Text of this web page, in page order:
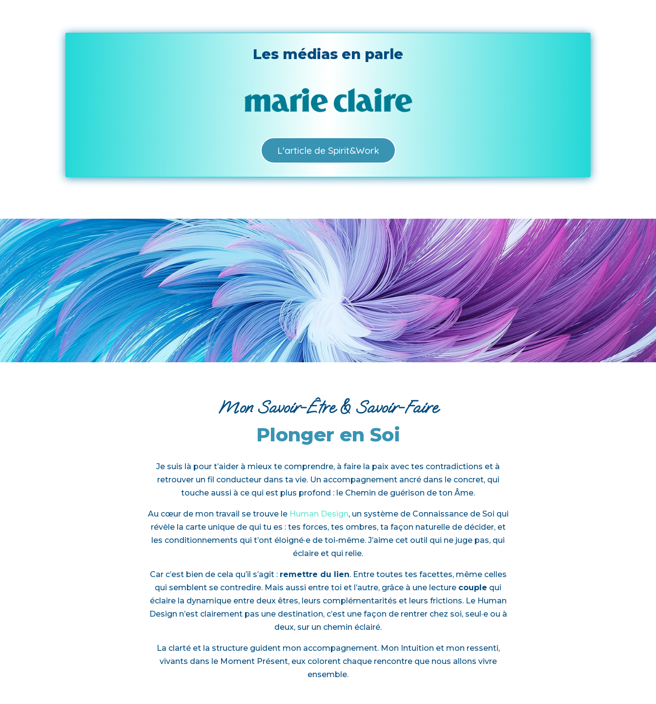
Les médias en parle
L'article de Spirit&Work
Mon Savoir-Être & Savoir-Faire
Plonger en Soi
Je suis là pour t’aider à mieux te comprendre, à faire la paix avec tes contradictions et à
retrouver un fil conducteur dans ta vie. Un accompagnement ancré dans le concret, qui
touche aussi à ce qui est plus profond : le Chemin de guérison de ton Âme.
Au cœur de mon travail se trouve le Human Design, un système de Connaissance de Soi qui
révèle la carte unique de qui tu es : tes forces, tes ombres, ta façon naturelle de décider, et
les conditionnements qui t’ont éloigné·e de toi-même. J’aime cet outil qui ne juge pas, qui
éclaire et qui relie.
Car c’est bien de cela qu’il s’agit : remettre du lien. Entre toutes tes facettes, même celles
qui semblent se contredire. Mais aussi entre toi et l’autre, grâce à une lecture couple qui
éclaire la dynamique entre deux êtres, leurs complémentarités et leurs frictions. Le Human
Design n’est clairement pas une destination, c’est une façon de rentrer chez soi, seul·e ou à
deux, sur un chemin éclairé.
La clarté et la structure guident mon accompagnement. Mon Intuition et mon ressenti,
vivants dans le Moment Présent, eux colorent chaque rencontre que nous allons vivre
ensemble.